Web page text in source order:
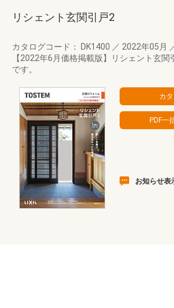
リシェント玄関引戸2
カタログコード： DK1400 ／ 2022年05月
【2022年6月価格掲載版】リシェント玄
です。
お知らせ表